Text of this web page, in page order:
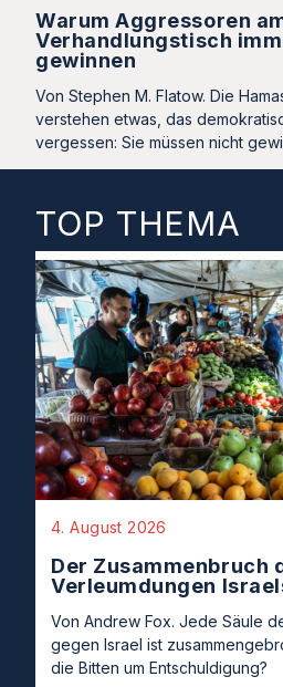
Warum Aggressoren
Verhandlungstisch
gewinnen
Von Stephen M. Flatow. Die
verstehen etwas, das
vergessen: Sie müssen nicht
TOP THEMA
4. August 2026
Der Zusammenbruch
Verleumdungen
Von Andrew Fox. Jede Säule
gegen Israel ist
die Bitten um Entschuldigung?